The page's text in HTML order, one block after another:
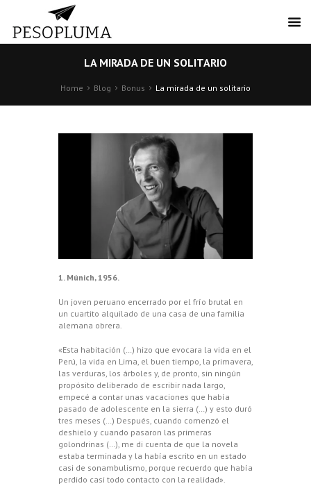
LA MIRADA DE UN SOLITARIO
Home Blog Bonus La mirada de un solitario
1. Múnich, 1956.
Un joven peruano encerrado por el frío brutal en
un cuartito alquilado de una casa de una familia
alemana obrera.
«Esta habitación (…) hizo que evocara la vida en el
Perú, la vida en Lima, el buen tiempo, la primavera,
las verduras, los árboles y, de pronto, sin ningún
propósito deliberado de escribir nada largo,
empecé a contar unas vacaciones que había
pasado de adolescente en la sierra (…) y esto duró
tres meses (…) Después, cuando comenzó el
deshielo y cuando pasaron las primeras
golondrinas (…), me di cuenta de que la novela
estaba terminada y la había escrito en un estado
casi de sonambulismo, porque recuerdo que había
perdido casi todo contacto con la realidad».